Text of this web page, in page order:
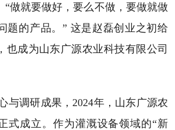
“做就要做好，要么不做，要做就做
题的产品。” 这是赵磊创业之初给
也成为山东广源农业科技有限公司
与调研成果，2024年，山东广源农
式成立。作为灌溉设备领域的“新